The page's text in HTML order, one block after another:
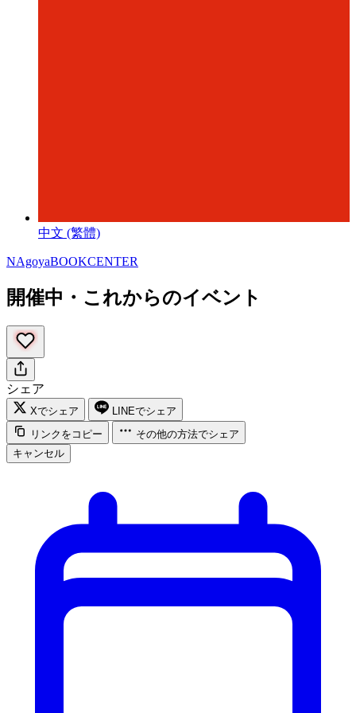
中文 (繁體)
NAgoyaBOOKCENTER
開催中・これからのイベント
シェア
Xでシェア
LINEでシェア
リンクをコピー
その他の方法でシェア
キャンセル